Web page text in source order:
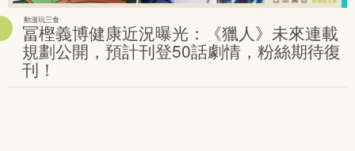
動漫玩三食
冨樫義博健康近況曝光：《獵人》未來連載
規劃公開，預計刊登50話劇情，粉絲期待復
刊！